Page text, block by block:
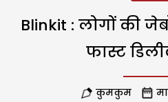
Blinkit : लोगों की
फास्ट
कुमकुम